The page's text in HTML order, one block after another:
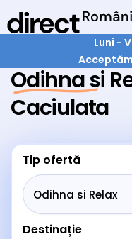
Luni -
Odihna si
Caciulata
Tip ofertă
Destinație